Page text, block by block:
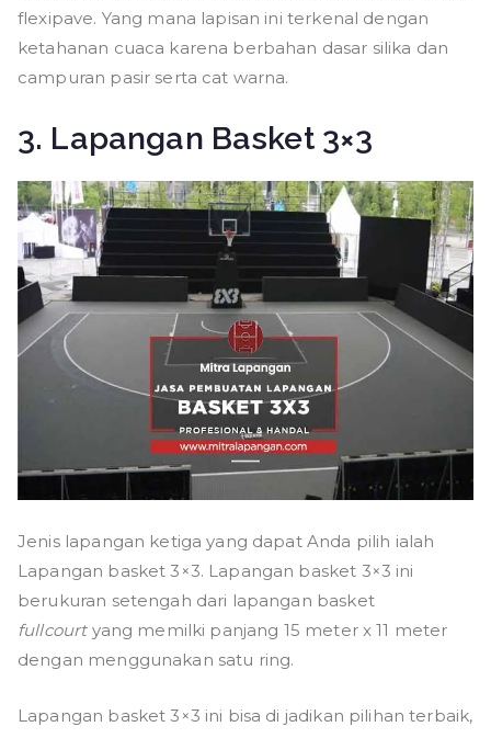
flexipave. Yang mana lapisan ini terkenal dengan
ketahanan cuaca karena berbahan dasar silika dan
campuran pasir serta cat warna.
3. Lapangan Basket 3×3
Jenis lapangan ketiga yang dapat Anda pilih ialah
Lapangan basket 3×3. Lapangan basket 3×3 ini
berukuran setengah dari lapangan basket
fullcourt yang memilki panjang 15 meter x 11 meter
dengan menggunakan satu ring.
Lapangan basket 3×3 ini bisa di jadikan pilihan terbaik,